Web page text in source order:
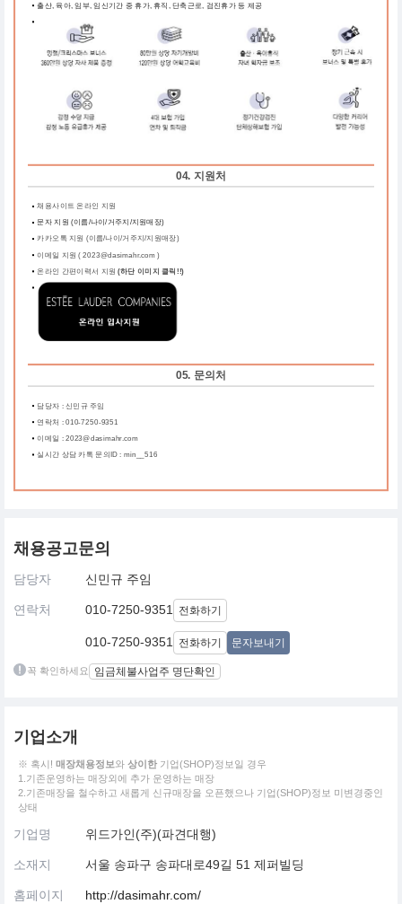
출산, 육아, 임부, 임신기간 중 휴가, 휴직, 단축근로, 검진휴가 등 제공
04. 지원처
채용사이트 온라인 지원
문자 지원 (이름/나이/거주지/지원매장)
카카오톡 지원 (이름/나이/거주지/지원매장)
이메일 지원 ( 2023@dasimahr.com )
온라인 간편이력서 지원 (하단 이미지 클릭!!)
05. 문의처
담당자 : 신민규 주임
연락처 : 010-7250-9351
이메일 : 2023@dasimahr.com
실시간 상담 카톡 문의ID : min__516
채용공고문의
담당자 신민규 주임
연락처 010-7250-9351 전화하기
010-7250-9351 전화하기 문자보내기
꼭 확인하세요 임금체불사업주 명단확인
기업소개
※ 혹시! 매장채용정보와 상이한 기업(SHOP)정보일 경우
1.기존운영하는 매장외에 추가 운영하는 매장
2.기존매장을 철수하고 새롭게 신규매장을 오픈했으나 기업(SHOP)정보 미변경중인
상태
기업명 위드가인(주)(파견대행)
소재지 서울 송파구 송파대로49길 51 제퍼빌딩
홈페이지 http://dasimahr.com/